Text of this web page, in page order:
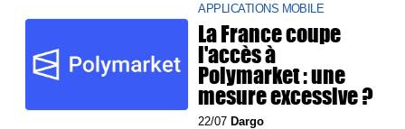
APPLICATIONS MOBILE
La France coupe
l'accès à
Polymarket : une
mesure excessive ?
22/07 Dargo